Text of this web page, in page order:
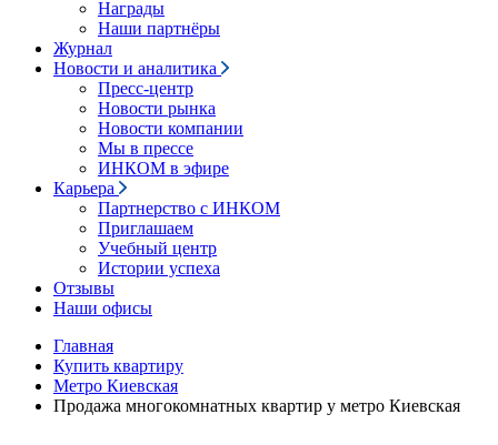
Награды
Наши партнёры
Журнал
Новости и аналитика
Пресс-центр
Новости рынка
Новости компании
Мы в прессе
ИНКОМ в эфире
Карьера
Партнерство с ИНКОМ
Приглашаем
Учебный центр
Истории успеха
Отзывы
Наши офисы
Главная
Купить квартиру
Метро Киевская
Продажа многокомнатных квартир у метро Киевская